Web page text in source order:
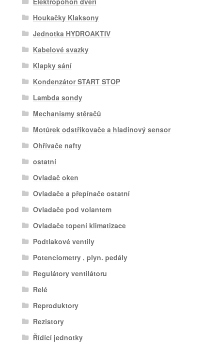
Houkačky Klaksony
Jednotka HYDROAKTIV
Kabelové svazky
Klapky sání
Kondenzátor START STOP
Lambda sondy
Mechanismy stěračů
Motůrek odstřikovače a hladinový sensor
Ohřívače nafty
ostatní
Ovladač oken
Ovladače a přepínače ostatní
Ovladače pod volantem
Ovladače topení klimatizace
Podtlakové ventily
Potenciometry , plyn. pedály
Regulátory ventilátoru
Relé
Reproduktory
Rezistory
Řídící jednotky